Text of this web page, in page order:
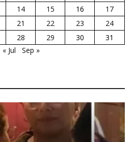
14 15 16
17
21 22 23
24
28 29 30
31
« Jul
Sep »